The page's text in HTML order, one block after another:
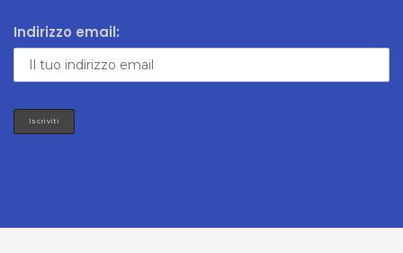
Indirizzo email: